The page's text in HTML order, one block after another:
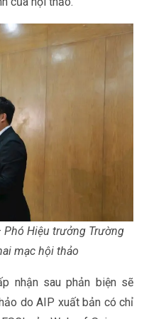
Phó Hiệu trưởng Trường
mạc hội thảo
nhận sau phản biện sẽ
do AIP xuất bản có chỉ